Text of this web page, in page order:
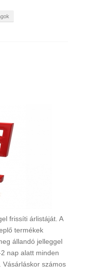
frissíti árlistáját. A
termékek
állandó jelleggel
nap alatt minden
számos